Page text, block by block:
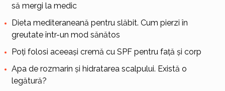
să mergi la medic
Dieta mediteraneană pentru slăbit. Cum pierzi în
greutate într-un mod sănătos
Poți folosi aceeași cremă cu SPF pentru față și corp
Apa de rozmarin și hidratarea scalpului. Există o
legătură?